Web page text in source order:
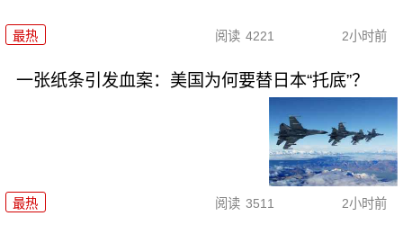
最热 阅读 4221 2小时前
一张纸条引发血案：美国为何要替日本“托底”？
最热 阅读 3511 2小时前